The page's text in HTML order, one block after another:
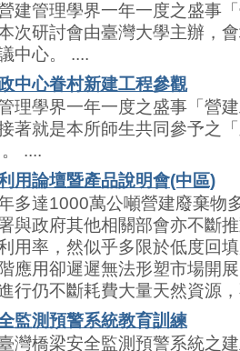
建管理學界一年一度之盛事
次研討會由臺灣大學主辦，
中心。 ....
中心眷村新建工程參觀
理學界一年一度之盛事「營
著就是本所師生共同參予之
....
用論壇暨產品說明會(中區)
多達1000萬公噸營建廢棄物
與政府其他相關部會亦不斷
用率，然似乎多限於低度回
應用卻遲遲無法形塑市場開
行仍不斷耗費大量天然資源
監測預警系統教育訓練
灣橋梁安全監測預警系統之